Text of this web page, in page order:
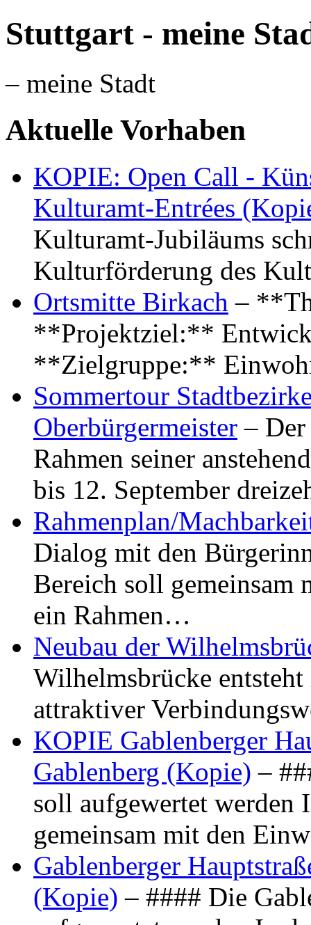
Stuttgart - meine
– meine Stadt
Aktuelle Vorhaben
KOPIE: Open Call -
Kulturamt-Entrées
Kulturamt-Jubiläums
Kulturförderung des
Ortsmitte Birkach –
**Projektziel:**
**Zielgruppe:**
Sommertour
Oberbürgermeister –
Rahmen seiner
bis 12. September
Rahmenplan/
Dialog mit den
Bereich soll gemeinsam
ein Rahmen…
Neubau der
Wilhelmsbrücke
attraktiver
KOPIE Gablenberger
Gablenberg (Kopie) –
soll aufgewertet werden
gemeinsam mit den
Gablenberger
(Kopie) – #### Die